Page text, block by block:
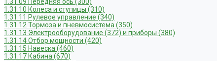
1.31.10 Колеса и ступицы (310)
1.31.11 Рулевое управление (340)
1.31.12 Тормоза и пневмосистема (350)
1.31.13 Электрооборудование (372) и приборы (380)
1.31.14 Отбор мощности (420)
1.31.15 Навеска (460)
1.31.17 Кабина (670)